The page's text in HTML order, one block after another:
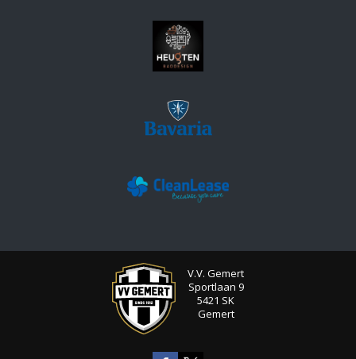
V.V. Gemert
Sportlaan 9
5421 SK
Gemert